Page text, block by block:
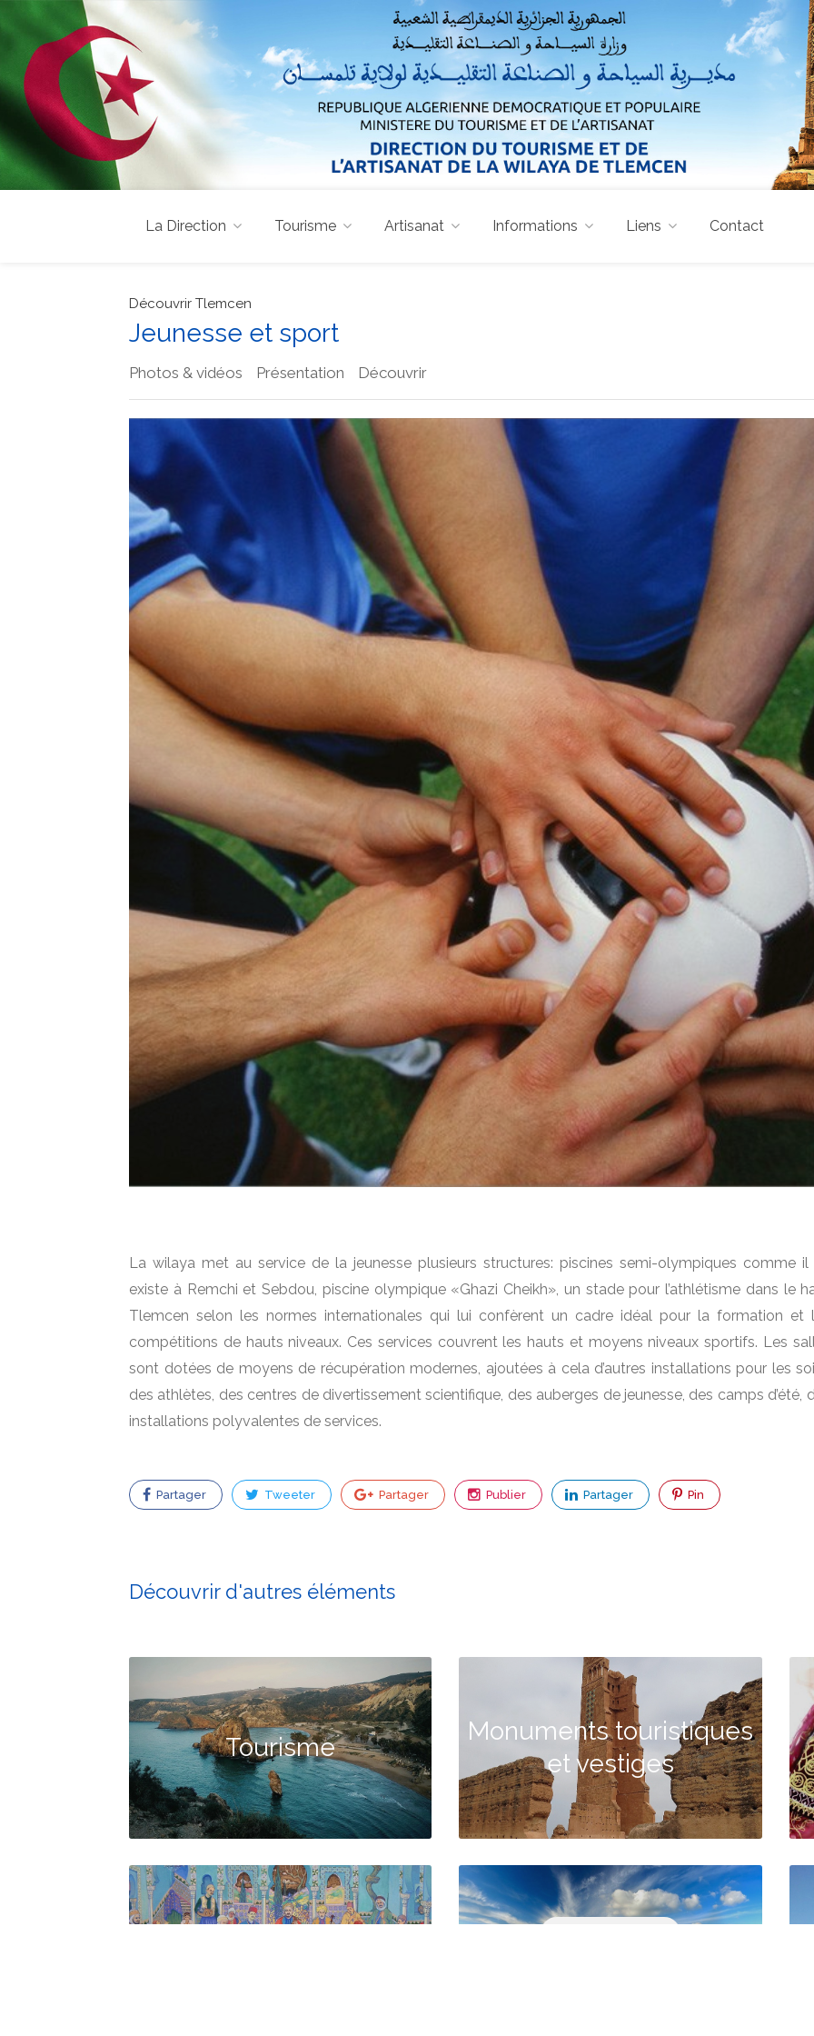
La Direction Tourisme Artisanat Informations Liens Contact
Découvrir Tlemcen
Jeunesse et sport
Photos & vidéos Présentation Découvrir
La wilaya met au service de la jeunesse plusieurs structures: piscines semi-olympiques comme il
existe à Remchi et Sebdou, piscine olympique «Ghazi Cheikh», un stade pour l’athlétisme dans le
Tlemcen selon les normes internationales qui lui confèrent un cadre idéal pour la formation et
compétitions de hauts niveaux. Ces services couvrent les hauts et moyens niveaux sportifs. Les
sont dotées de moyens de récupération modernes, ajoutées à cela d’autres installations pour les
des athlètes, des centres de divertissement scientifique, des auberges de jeunesse, des camps d’été,
installations polyvalentes de services.
Partager Tweeter Partager Publier Partager Pin
Découvrir d'autres éléments
Tourisme
Monuments touristiques
et vestiges